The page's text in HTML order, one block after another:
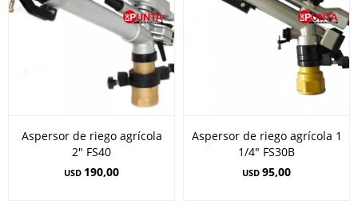
Aspersor de riego agrícola
2" FS40
USD 190,00
Aspersor de riego agrícola 1
1/4" FS30B
USD 95,00